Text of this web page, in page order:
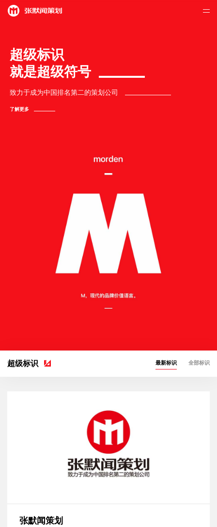
超级标识
就是超级符号
致力于成为中国排名第二的策划公司
了解更多
超级标识 最新标识 全部标识
张默闻策划